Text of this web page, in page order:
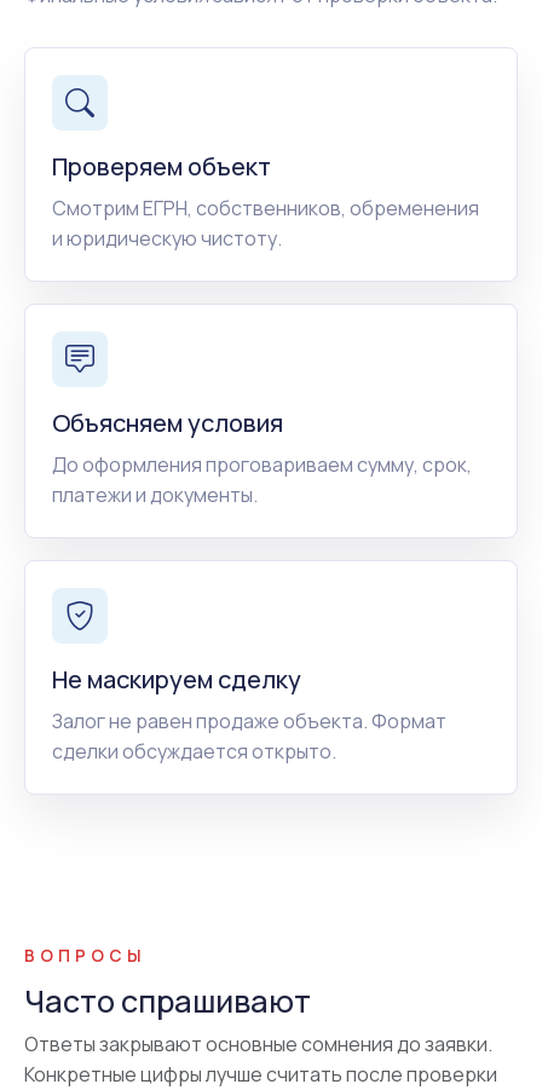
Проверяем объект
Смотрим ЕГРН, собственников, обременения
и юридическую чистоту.
Объясняем условия
До оформления проговариваем сумму, срок,
платежи и документы.
Не маскируем сделку
Залог не равен продаже объекта. Формат
сделки обсуждается открыто.
ВОПРОСЫ
Часто спрашивают
Ответы закрывают основные сомнения до заявки.
Конкретные цифры лучше считать после проверки